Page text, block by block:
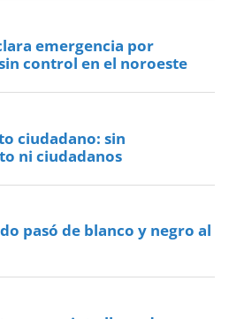
emergencia por
control en el noroeste
ciudadano: sin
ni ciudadanos
pasó de blanco y negro al